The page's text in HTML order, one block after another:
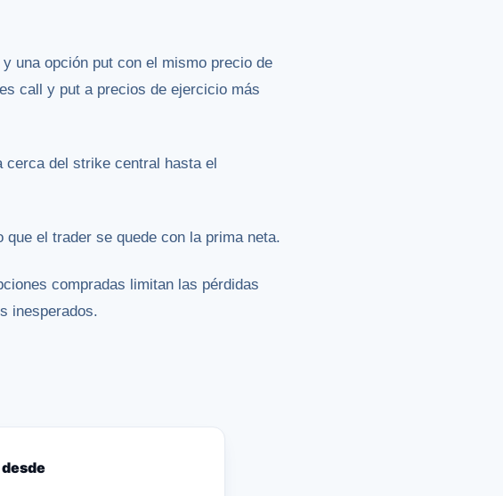
una opción put con el mismo precio de
call y put a precios de ejercicio más
cerca del strike central hasta el
el trader se quede con la prima neta.
compradas limitan las pérdidas
inesperados.